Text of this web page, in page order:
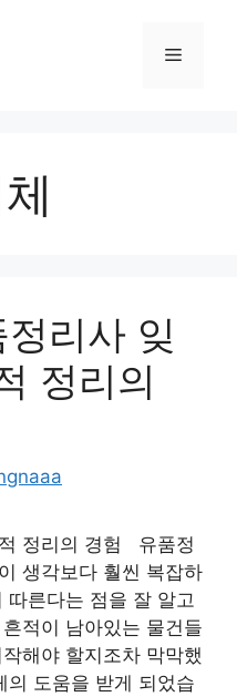
Menu
리사 잊
정리의
정리의 경험 유품정
생각보다 훨씬 복잡하
따른다는 점을 잘 알고
적이 남아있는 물건들
해야 할지조차 막막했
의 도움을 받게 되었습